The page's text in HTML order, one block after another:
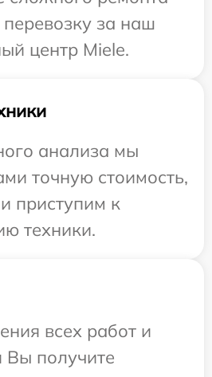
за наш
центр Miele.
анализа мы
точную стоимость,
приступим к
техники.
всех работ и
Вы получите